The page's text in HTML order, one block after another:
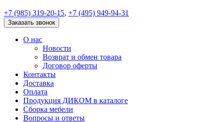
+7 (985) 319-20-15, +7 (495) 949-94-31
Заказать звонок
О нас
Новости
Возврат и обмен товара
Договор оферты
Контакты
Доставка
Оплата
Продукция ДИКОМ в каталоге
Сборка мебели
Вопросы и ответы